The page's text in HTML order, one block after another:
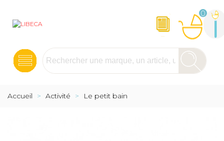
0
Accueil > Activité > Le petit bain